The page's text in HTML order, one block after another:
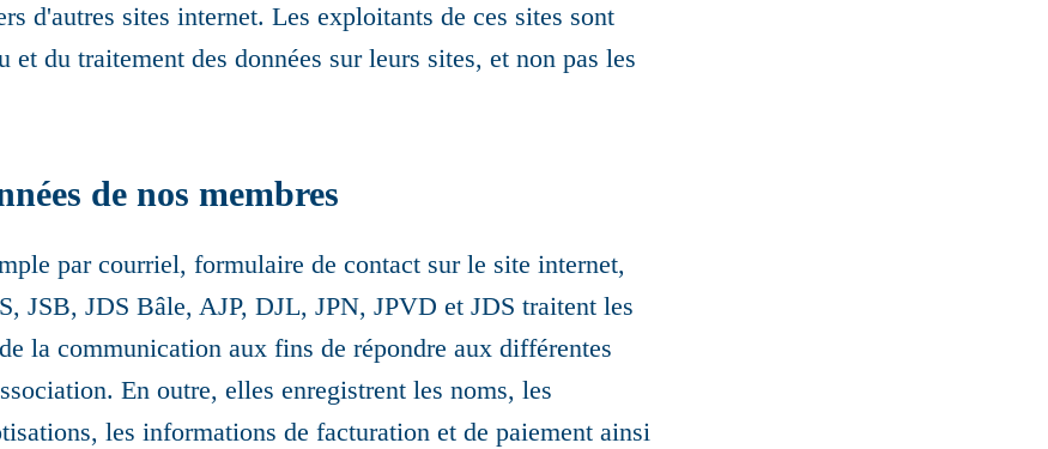
d'autres sites internet. Les exploitants de ces sites sont
et du traitement des données sur leurs sites, et non pas les
de nos membres
par courriel, formulaire de contact sur le site internet,
JSB, JDS Bâle, AJP, DJL, JPN, JPVD et JDS traitent les
la communication aux fins de répondre aux différentes
En outre, elles enregistrent les noms, les
les informations de facturation et de paiement ainsi